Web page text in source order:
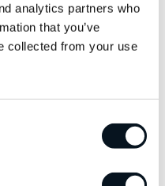
analytics partners who
that you’ve
collected from your use
och en god
utrustad
sysselsättningsgrad på heltid
företag i